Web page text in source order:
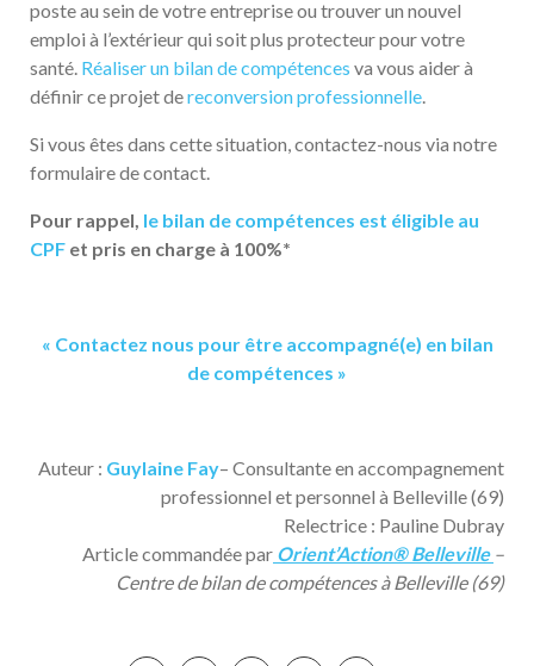
poste au sein de votre entreprise ou trouver un nouvel
emploi à l’extérieur qui soit plus protecteur pour votre
santé. Réaliser un bilan de compétences va vous aider à
définir ce projet dereconversion professionnelle.
Si vous êtes dans cette situation, contactez-nous via notre
formulaire de contact.
Pour rappel, le bilan de compétences est éligible au
CPF et pris en charge à 100%*
« Contactez nous pour être accompagné(e) en bilan
de compétences »
Auteur : Guylaine Fay– Consultante en accompagnement
professionnel et personnel à Belleville (69)
Relectrice : Pauline Dubray
Article commandée par Orient’Action® Belleville –
Centre de bilan de compétences à Belleville (69)